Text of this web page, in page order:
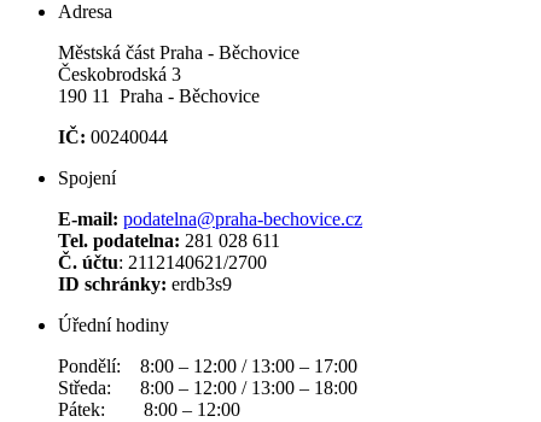
Adresa
Městská část Praha - Běchovice
Českobrodská 3
190 11 Praha - Běchovice
IČ: 00240044
Spojení
E-mail: podatelna@praha-bechovice.cz
Tel. podatelna: 281 028 611
Č. účtu: 2112140621/2700
ID schránky: erdb3s9
Úřední hodiny
Pondělí: 8:00 – 12:00 / 13:00 – 17:00
Středa: 8:00 – 12:00 / 13:00 – 18:00
Pátek: 8:00 – 12:00